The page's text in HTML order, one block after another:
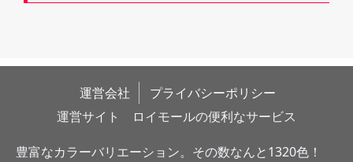
運営会社
プライバシーポリシー
運営サイト　ロイモールの便利なサービス
豊富なカラーバリエーション。その数なんと1320色！